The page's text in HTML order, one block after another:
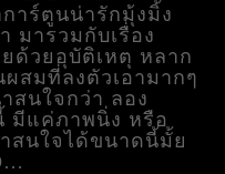
าร์ตูนน่ารักมุ้งมิ้ง
มารวมกับเรื่อง
ด้วยอุบัติเหตุ หลาก
สมที่ลงตัวเอามากๆ
สนใจกว่า ลอง
มีแค่ภาพนิ่ง หรือ
สนใจได้ขนาดนี้มั้ย